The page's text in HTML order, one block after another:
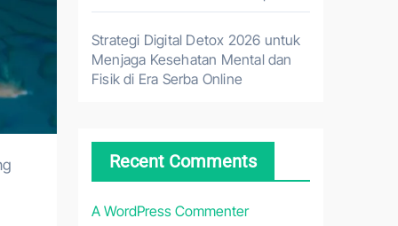
Strategi Digital Detox 2026 untuk
Menjaga Kesehatan Mental dan
Fisik di Era Serba Online
Recent Comments
A WordPress Commenter